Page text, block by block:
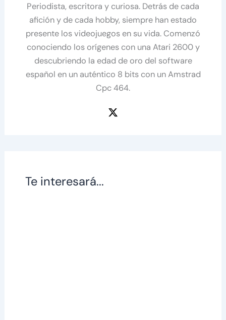
Periodista, escritora y curiosa. Detrás de cada
afición y de cada hobby, siempre han estado
presente los videojuegos en su vida. Comenzó
conociendo los orígenes con una Atari 2600 y
descubriendo la edad de oro del software
español en un auténtico 8 bits con un Amstrad
Cpc 464.
Te interesará...